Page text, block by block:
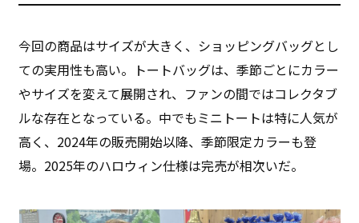
今回の商品はサイズが大きく、ショッピングバッグとし
ての実用性も高い。トートバッグは、季節ごとにカラー
やサイズを変えて展開され、ファンの間ではコレクタブ
ルな存在となっている。中でもミニトートは特に人気が
高く、2024年の販売開始以降、季節限定カラーも登
場。2025年のハロウィン仕様は完売が相次いだ。